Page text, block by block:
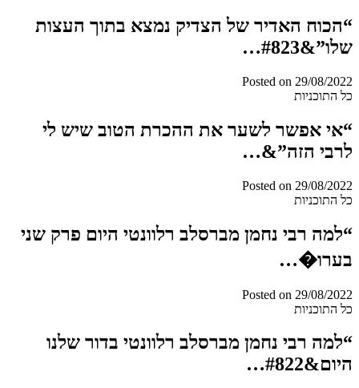
“הכוח האדיר של הצדיק נמצא בתוך העצות
שלו”&#823…
Posted on 29/08/2022
כל התוכניות
“אי אפשר לשער את ההכרת הטוב שיש לי
לרבי הזה”&…
Posted on 29/08/2022
כל התוכניות
“למה רבי נחמן מברסלב רלוונטי היום פרק שני
בערו�…
Posted on 29/08/2022
כל התוכניות
“למה רבי נחמן מברסלב רלוונטי בדור שלנו
היום&#822…